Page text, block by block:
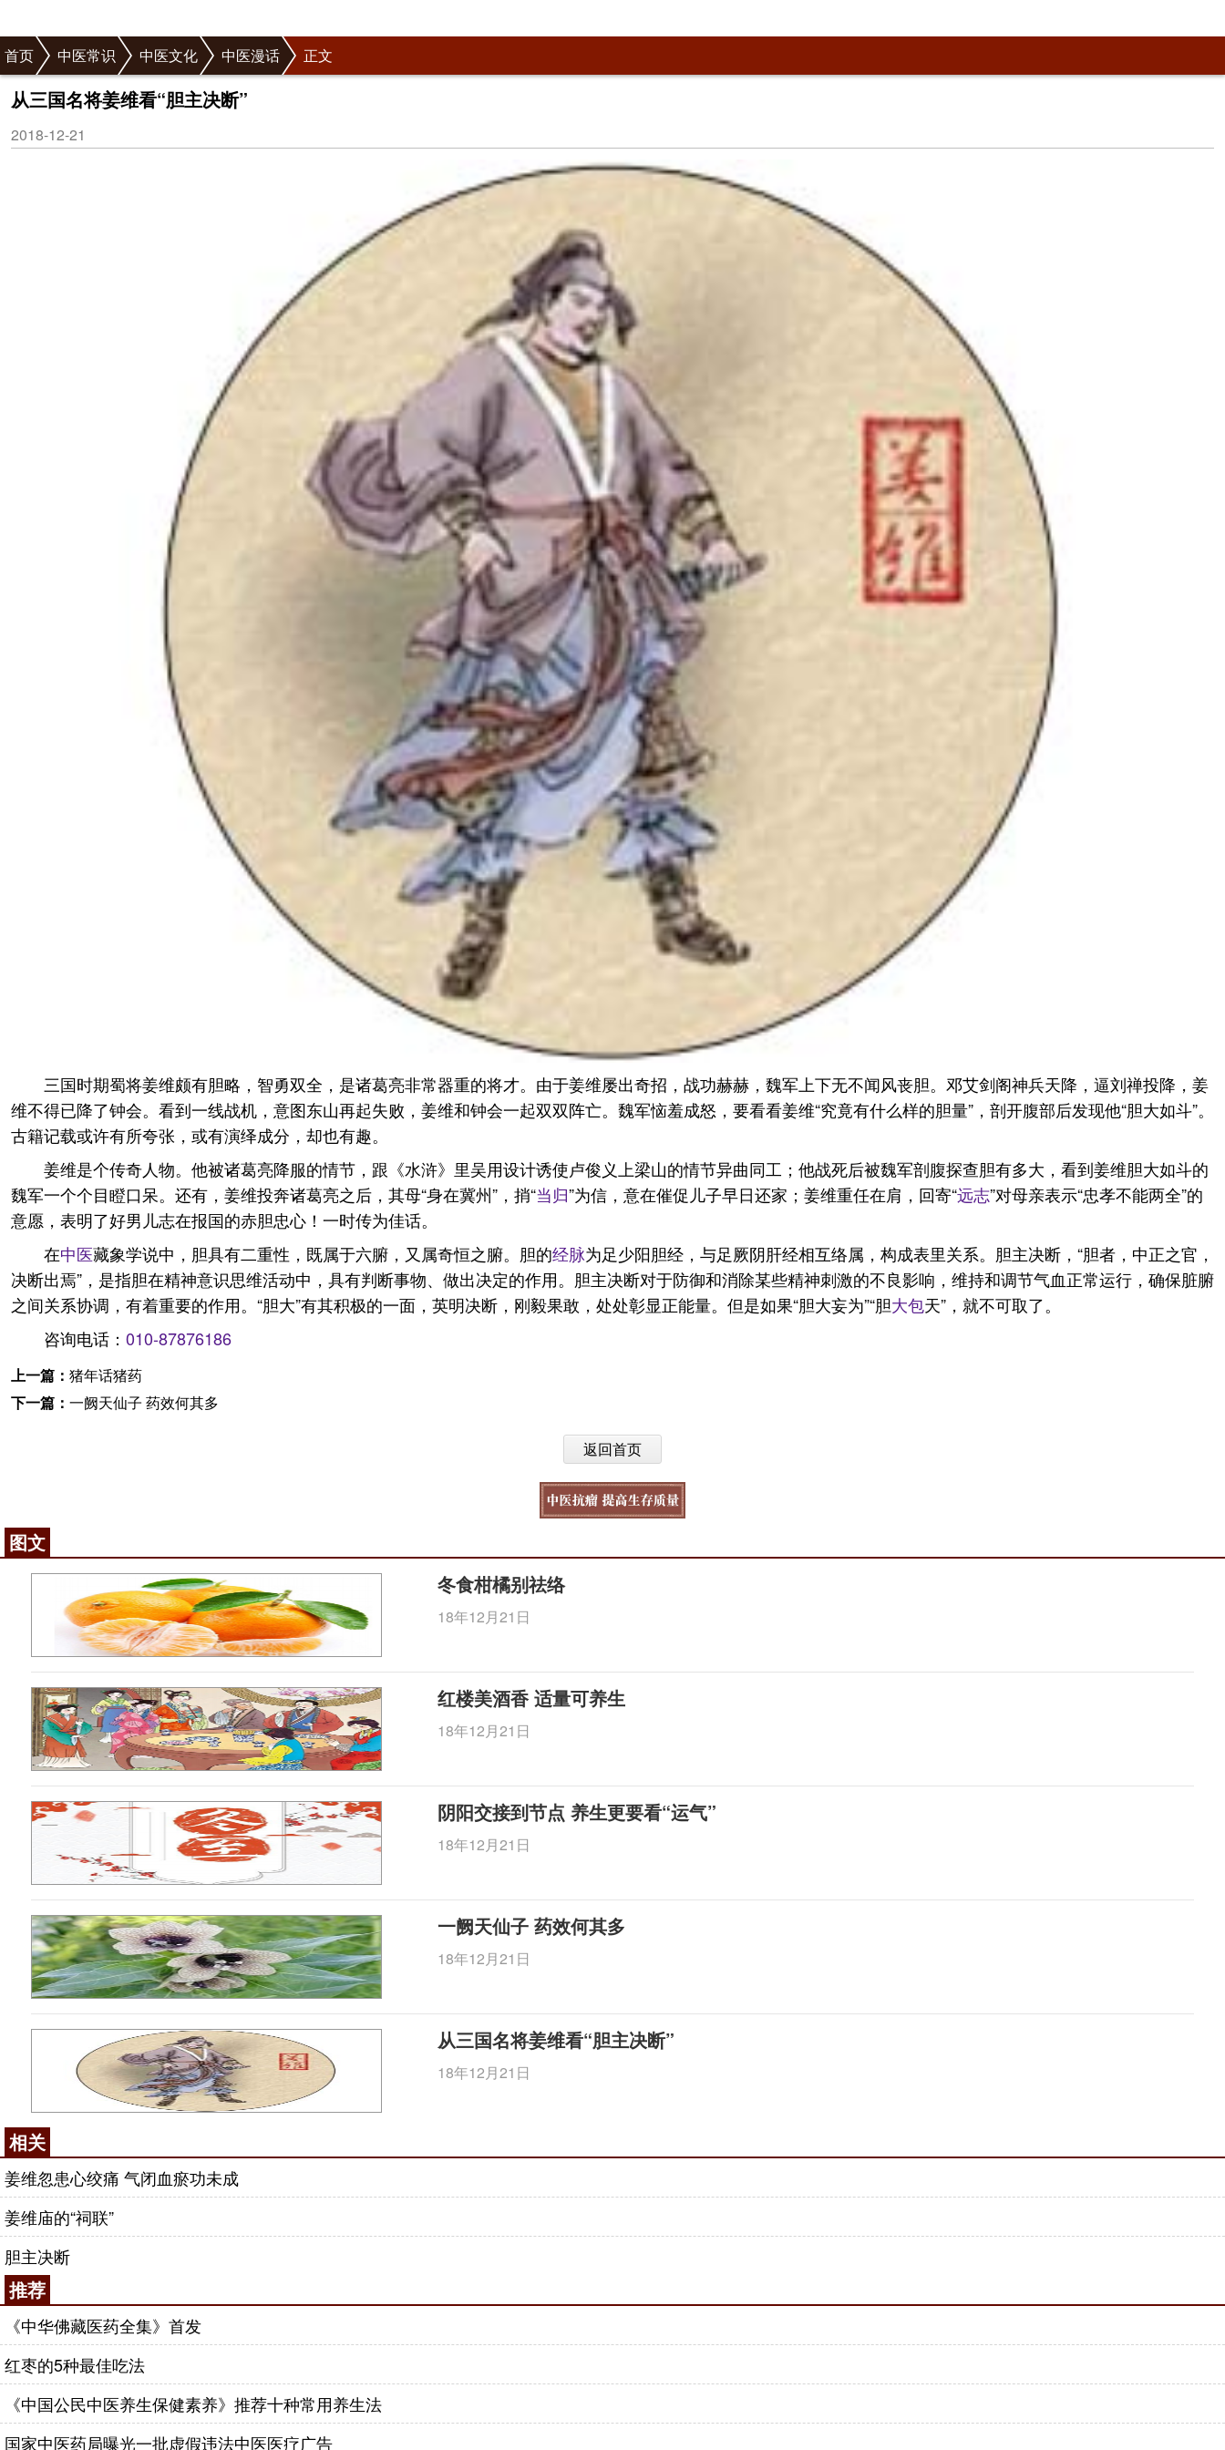
首页 中医常识 中医文化 中医漫话 正文
从三国名将姜维看“胆主决断”
2018-12-21
三国时期蜀将姜维颇有胆略，智勇双全，是诸葛亮非常器重的将才。由于姜维屡出奇招，战功赫赫，魏军上下无不闻风丧胆。邓艾剑阁神兵天降，逼刘禅投降，姜
维不得已降了钟会。看到一线战机，意图东山再起失败，姜维和钟会一起双双阵亡。魏军恼羞成怒，要看看姜维“究竟有什么样的胆量”，剖开腹部后发现他“胆大如斗”。
古籍记载或许有所夸张，或有演绎成分，却也有趣。
姜维是个传奇人物。他被诸葛亮降服的情节，跟《水浒》里吴用设计诱使卢俊义上梁山的情节异曲同工；他战死后被魏军剖腹探查胆有多大，看到姜维胆大如斗的
魏军一个个目瞪口呆。还有，姜维投奔诸葛亮之后，其母“身在冀州”，捎“当归”为信，意在催促儿子早日还家；姜维重任在肩，回寄“远志”对母亲表示“忠孝不能两全”的
意愿，表明了好男儿志在报国的赤胆忠心！一时传为佳话。
在中医藏象学说中，胆具有二重性，既属于六腑，又属奇恒之腑。胆的经脉为足少阳胆经，与足厥阴肝经相互络属，构成表里关系。胆主决断，“胆者，中正之官，
决断出焉”，是指胆在精神意识思维活动中，具有判断事物、做出决定的作用。胆主决断对于防御和消除某些精神刺激的不良影响，维持和调节气血正常运行，确保脏腑
之间关系协调，有着重要的作用。“胆大”有其积极的一面，英明决断，刚毅果敢，处处彰显正能量。但是如果“胆大妄为”“胆大包天”，就不可取了。
咨询电话： 010-87876186
上一篇： 猪年话猪药
下一篇： 一阙天仙子 药效何其多
返回首页
图文
冬食柑橘别祛络
18年12月21日
红楼美酒香 适量可养生
18年12月21日
阴阳交接到节点 养生更要看“运气”
18年12月21日
一阙天仙子 药效何其多
18年12月21日
从三国名将姜维看“胆主决断”
18年12月21日
相关
姜维忽患心绞痛 气闭血瘀功未成
姜维庙的“祠联”
胆主决断
推荐
《中华佛藏医药全集》首发
红枣的5种最佳吃法
《中国公民中医养生保健素养》推荐十种常用养生法
国家中医药局曝光一批虚假违法中医医疗广告